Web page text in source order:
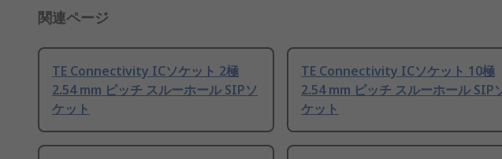
関連ページ
TE Connectivity ICソケット 2極
2.54 mm ピッチ スルーホール SIPソ
ケット
TE Connectivity ICソケット 10極
2.54 mm ピッチ スルーホール SIP
ケット